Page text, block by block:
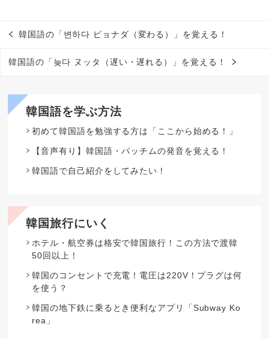
韓国語の「변하다 ピョナダ（変わる）」を覚える！
韓国語の「늦다 ヌッタ（遅い・遅れる）」を覚える！
韓国語を学ぶ方法
初めて韓国語を勉強する方は「ここから始める！」
【音声有り】韓国語・パッチムの発音を覚える！
韓国語で自己紹介をしてみたい！
韓国旅行にいく
ホテル・航空券は格安で韓国旅行！この方法で渡韓
50回以上！
韓国のコンセントで充電！電圧は220V！プラグは何
を使う？
韓国の地下鉄に乗るとき便利なアプリ「Subway Ko
rea」